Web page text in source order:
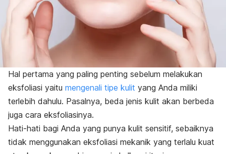
Hal pertama yang paling penting sebelum melakukan
eksfoliasi yaitu mengenali tipe kulit yang Anda miliki
terlebih dahulu. Pasalnya, beda jenis kulit akan berbeda
juga cara eksfoliasinya.
Hati-hati bagi Anda yang punya kulit sensitif, sebaiknya
tidak menggunakan eksfoliasi mekanik yang terlalu kuat